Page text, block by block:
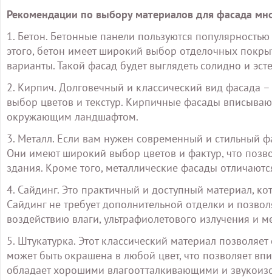
Рекомендации по выбору материалов для фасада
1. Бетон. Бетонные панели пользуются
этого, бетон имеет широкий выбор отделочных
варианты. Такой фасад будет выглядеть солидно и
2. Кирпич. Долговечный и классический вид фасада
выбор цветов и текстур. Кирпичные фасады
окружающим ландшафтом.
3. Металл. Если вам нужен современный и стильный
Они имеют широкий выбор цветов и фактур, что
здания. Кроме того, металлические фасады
4. Сайдинг. Это практичный и доступный материал,
Сайдинг не требует дополнительной отделки и
воздействию влаги, ультрафиолетового излучения и
5. Штукатурка. Этот классический материал
может быть окрашена в любой цвет, что позволяет
обладает хорошими влагоотталкивающими и